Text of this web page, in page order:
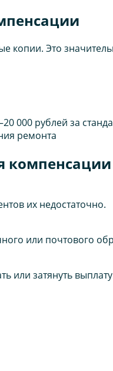
копии. Это
000 рублей за
ремонта
компенсации
их недостаточно.
или почтового
или затянуть